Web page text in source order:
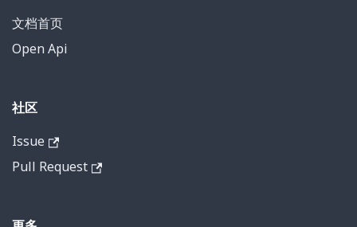
文档首页
Open Api
社区
Issue
Pull Request